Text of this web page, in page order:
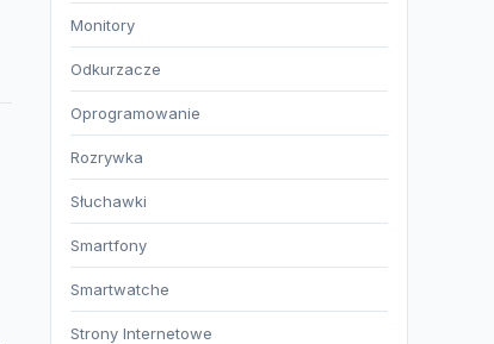
Monitory
Odkurzacze
Oprogramowanie
Rozrywka
Słuchawki
Smartfony
Smartwatche
Strony Internetowe